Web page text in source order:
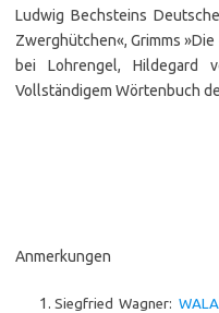
Ludwig Bechsteins
Zwerghütchen«, Grimms
bei Lohrengel, Hildegard
Vollständigem Wörtenbuch
Anmerkungen
Siegfried Wagner: